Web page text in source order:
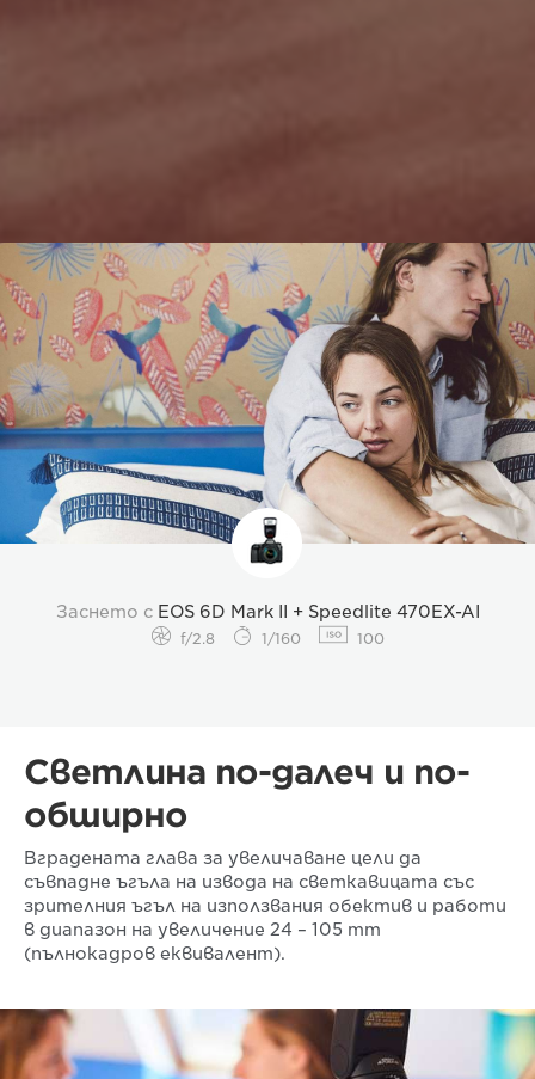
Заснето сEOS 6D Mark II + Speedlite 470EX-AI
f/2.8 1/160 100
Светлина по-далеч и по-
обширно
Вградената глава за увеличаване цели да
съвпадне ъгъла на извода на светкавицата със
зрителния ъгъл на използвания обектив и работи
в диапазон на увеличение 24 – 105 mm
(пълнокадров еквивалент).